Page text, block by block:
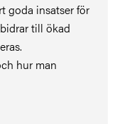
goda insatser för
till ökad
hur man